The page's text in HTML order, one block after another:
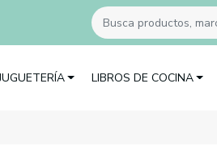
LIBROS DE COCINA